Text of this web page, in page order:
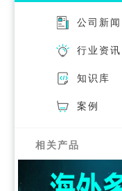
公司新闻
行业资讯
知识库
案例
相关产品